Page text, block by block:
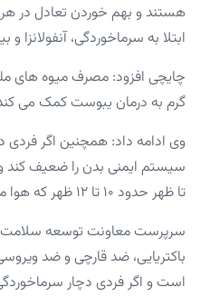
هستند و بهم خوردن تعادل در هر
ابتلا به سرماخوردگی،
چایچی افزود: مصرف میوه‌ های
گرم به درمان یبوست کمک می‌
وی ادامه داد: همچنین اگر
سیستم ‌ایمنی بدن را ضعیف ‌کند و
تا ظهر حدود ۱۰ تا ۱۲ ظهر که هوا متعادل‌ تر است، به تقویت سیستم ‌ایمنی بدن کمک می‌ کند.
سرپرست معاونت توسعه سلامت
باکتریایی، ضد قارچی و ضد
است و اگر فردی دچار